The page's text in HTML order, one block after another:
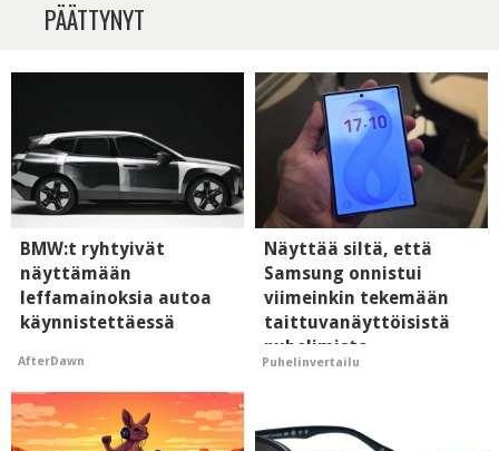
PÄÄTTYNYT
BMW:t ryhtyivät
näyttämään
leffamainoksia autoa
käynnistettäessä
AfterDawn
Näyttää siltä, että
Samsung onnistui
viimeinkin tekemään
taittuvanäyttöisistä
puhelimista
supersuosittuja
Puhelinvertailu